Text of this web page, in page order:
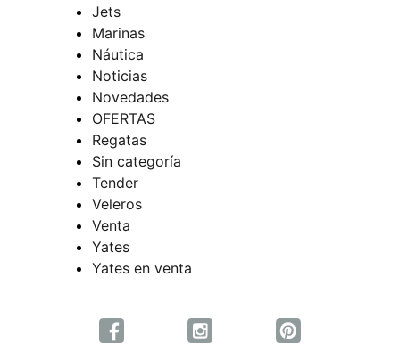
Jets
Marinas
Náutica
Noticias
Novedades
OFERTAS
Regatas
Sin categoría
Tender
Veleros
Venta
Yates
Yates en venta